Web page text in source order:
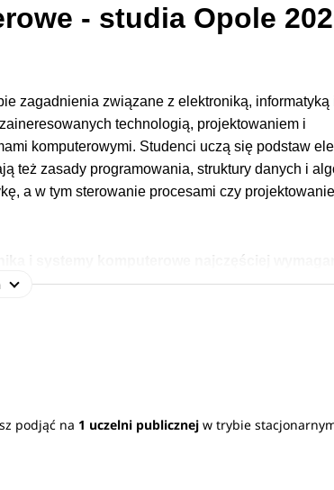
- studia Opole
zagadnienia związane z elektroniką, informatyką
technologią, projektowaniem i
komputerowymi. Studenci uczą się podstaw
też zasady programowania, struktury danych i
a w tym sterowanie procesami czy projektowanie
i systemy komputerowe najczęściej
matematyka, język obcy.Sprawdźwymagane
i sektorach gospodarki. Dzięki wszechstronnym
informatyką, telekomunikacją, automatyzacją i
wbudowanych.Zobaczpełen opis
podjąć na 1 uczelni publicznej w trybie